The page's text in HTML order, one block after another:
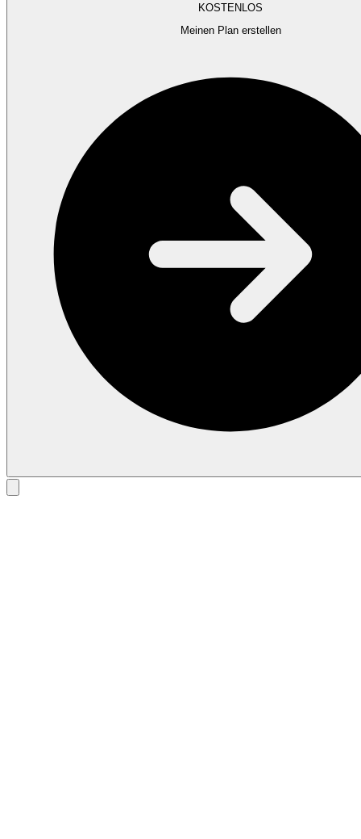
KOSTENLOS
Meinen Plan erstellen